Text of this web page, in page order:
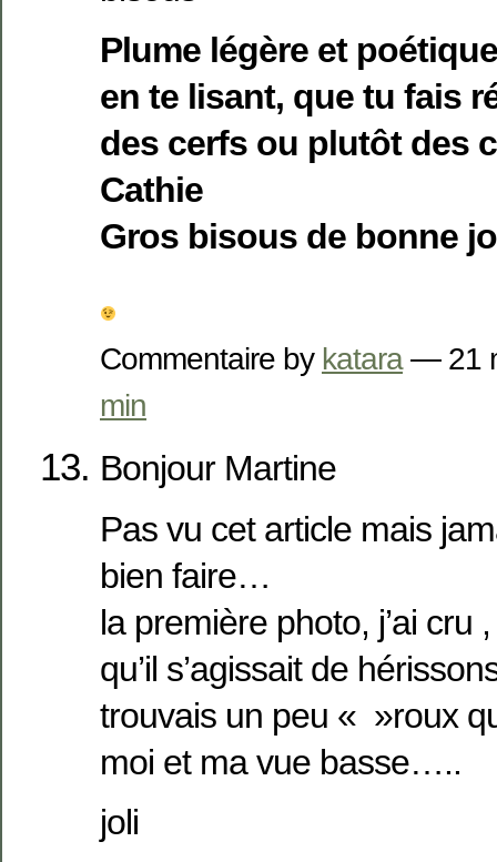
Plume légère et
en te lisant, que tu fais
des cerfs ou plutôt des
Cathie
Gros bisous de bonne
Commentaire by katara— 21
min
Bonjour Martine
Pas vu cet article mais
bien faire…
la première photo, j’ai cru
qu’il s’agissait de
trouvais un peu « »roux
moi et ma vue basse…..
joli